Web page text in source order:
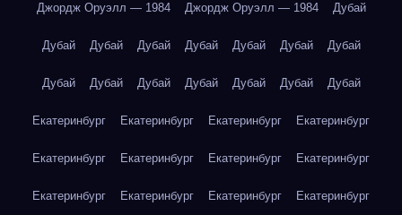
Джордж Оруэлл — 1984 Джордж Оруэлл — 1984 Дубай
Дубай Дубай Дубай Дубай Дубай Дубай Дубай
Дубай Дубай Дубай Дубай Дубай Дубай Дубай
Екатеринбург Екатеринбург Екатеринбург Екатеринбург
Екатеринбург Екатеринбург Екатеринбург Екатеринбург
Екатеринбург Екатеринбург Екатеринбург Екатеринбург